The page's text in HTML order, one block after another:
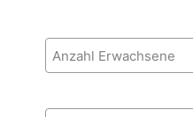
Anzahl Erwachsene